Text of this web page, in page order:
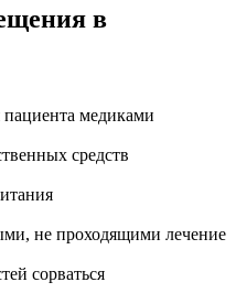
в
медиками
средств
не проходящими лечение
сорваться